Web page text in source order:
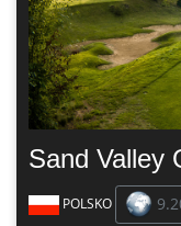
Sand Valley
POLSKO